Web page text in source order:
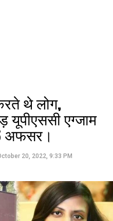
थे लोग,
यूपीएससी एग्जाम
अफसर।
20, 2022, 9:33 PM